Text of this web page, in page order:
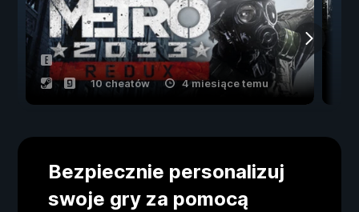
10 cheatów 4 miesiące temu
Bezpiecznie personalizuj
swoje gry za pomocą